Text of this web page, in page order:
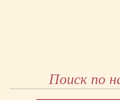
Поиск по